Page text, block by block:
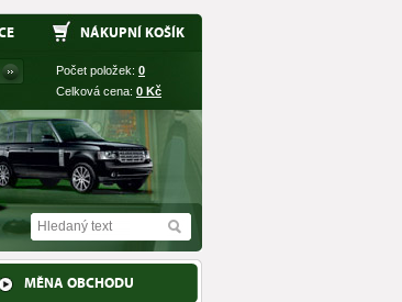
NÁKUPNÍ KOŠÍK
Počet položek: 0
Celková cena: 0 Kč
MĚNA OBCHODU